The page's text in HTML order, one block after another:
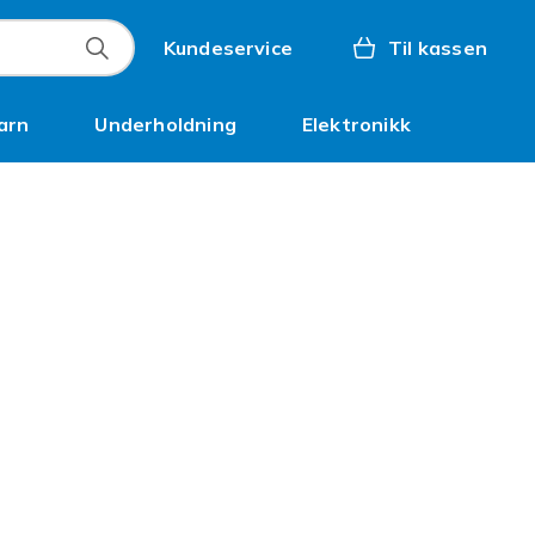
Kundeservice Til kassen
Underholdning Elektronikk